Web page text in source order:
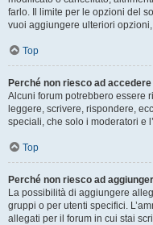
farlo. Il limite per le opzioni del
vuoi aggiungere ulteriori
Top
Perché non riesco ad
Alcuni forum potrebbero essere
leggere, scrivere, rispondere,
speciali, che solo i moderatori e
Top
Perché non riesco ad
La possibilità di aggiungere
gruppi o per utenti specifici.
allegati per il forum in cui stai